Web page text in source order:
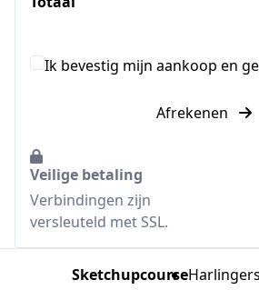
Ik bevestig mijn aankoop en
Afrekenen
Veilige betaling
Verbindingen zijn
versleuteld met SSL.
Sketchupcourse